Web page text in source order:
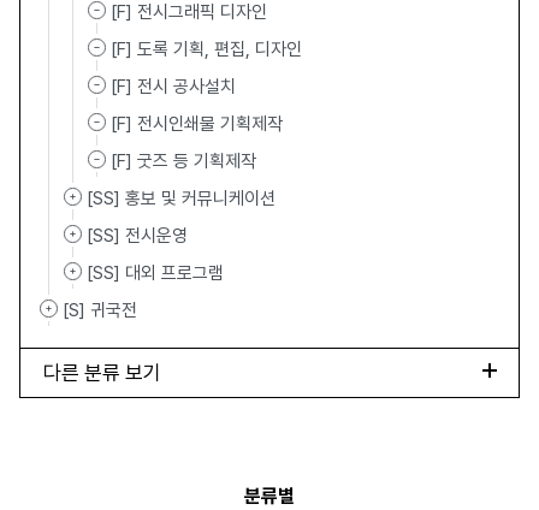
[F] 전시그래픽 디자인
[F] 도록 기획, 편집, 디자인
[F] 전시 공사설치
[F] 전시인쇄물 기획제작
[F] 굿즈 등 기획제작
[SS] 홍보 및 커뮤니케이션
[SS] 전시운영
[SS] 대외 프로그램
[S] 귀국전
다른 분류 보기
분류별